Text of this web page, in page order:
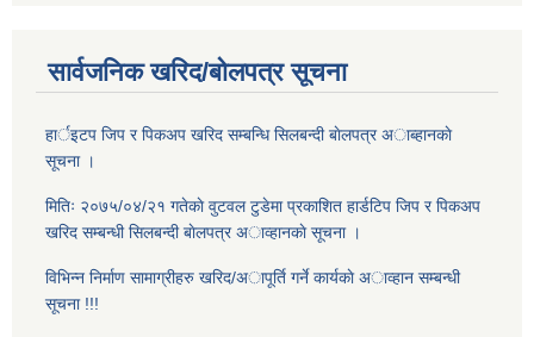
सार्वजनिक खरिद/बोलपत्र सूचना
हार्इटप जिप र पिकअप खरिद सम्बन्धि सिलबन्दी बाेलपत्र अाब्हानकाे
सूचना ।
मितिः २०७५/०४/२१ गतेकाे वुटवल टुडेमा प्रकाशित हार्डटिप जिप र पिकअप
खरिद सम्बन्धी सिलबन्दी बाेलपत्र अाव्हानकाे सूचना ।
विभिन्न निर्माण सामाग्रीहरु खरिद/अापूर्ति गर्ने कार्यकाे अाव्हान सम्बन्धी
सूचना !!!